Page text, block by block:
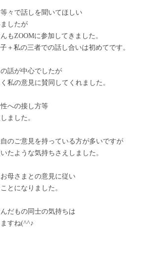
々で話しを聞いてほしい
したが
もZOOMに参加してきました。
＋私の三者での話し合いは初めてです。
話が中心でしたが
私の意見に賛同してくれました。
への接し方等
ました。
のご意見を持っている方が多いですが
たような気持ちさえしました。
母さまとの意見に従い
とになりました。
だもの同士の気持ちは
すね(^^♪